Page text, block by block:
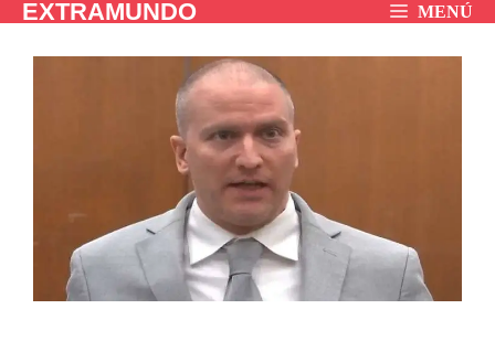
SaltarEXTRAMUNDO MENÚ